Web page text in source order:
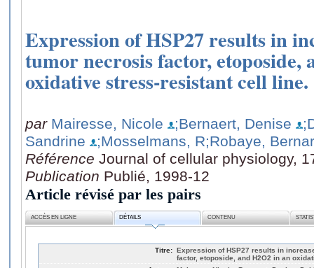
Expression of HSP27 results in
tumor necrosis factor, etoposide,
oxidative stress-resistant cell line.
par Mairesse, Nicole ;Bernaert, Denise
Sandrine
;Mosselmans, R;Robaye,
Référence Journal of cellular physiology,
Publication Publié, 1998-12
Article révisé par les pairs
ACCÈS EN LIGNE DÉTAILS CONTENU
Titre: Expression of HSP27 results in
factor, etoposide, and H2O2 in an